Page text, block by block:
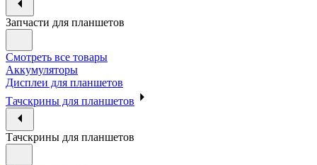
Запчасти для планшетов
Смотреть все товары
Аккумуляторы
Дисплеи для планшетов
Тачскрины для планшетов
Тачскрины для планшетов